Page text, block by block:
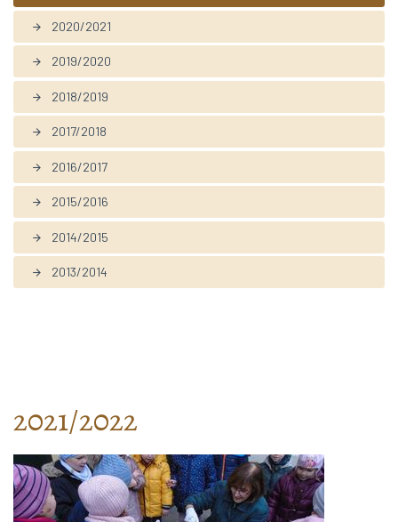
arrow_forward 2020/2021
arrow_forward 2019/2020
arrow_forward 2018/2019
arrow_forward 2017/2018
arrow_forward 2016/2017
arrow_forward 2015/2016
arrow_forward 2014/2015
arrow_forward 2013/2014
2021/2022